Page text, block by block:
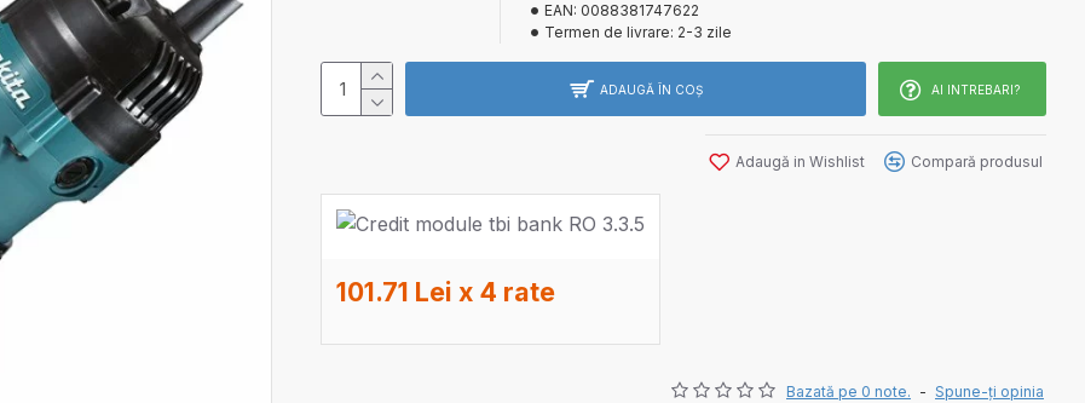
Bazată pe 0 note. - Spune-ţi opinia
EAN: 0088381747622
Termen de livrare: 2-3 zile
ADAUGĂ ÎN COŞ AI INTREBARI?
Adaugă in Wishlist Compară produsul
101.71 Lei x 4 rate